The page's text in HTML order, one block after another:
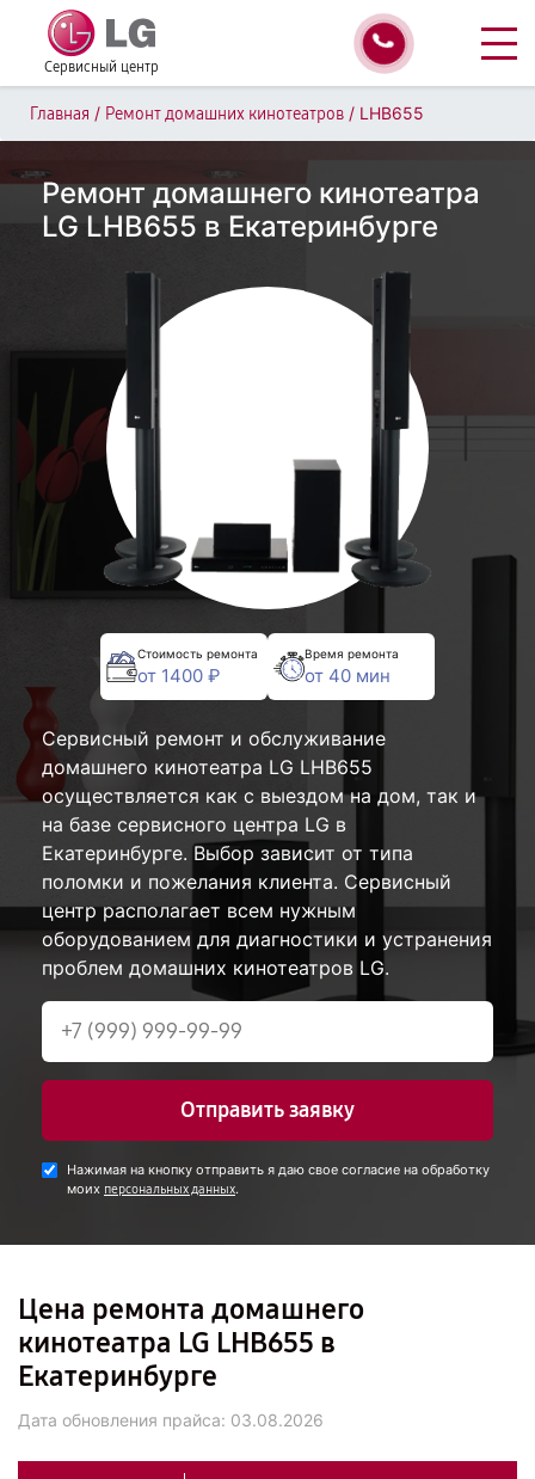
Сервисный центр
Главная / Ремонт домашних кинотеатров / LHB655
Ремонт домашнего кинотеатра
LG LHB655 в Екатеринбурге
Стоимость ремонта
от 1400 ₽
Время ремонта
от 40 мин
Сервисный ремонт и обслуживание
домашнего кинотеатра LG LHB655
осуществляется как с выездом на дом, так и
на базе сервисного центра LG в
Екатеринбурге. Выбор зависит от типа
поломки и пожелания клиента. Сервисный
центр располагает всем нужным
оборудованием для диагностики и устранения
проблем домашних кинотеатров LG.
Отправить заявку
Нажимая на кнопку отправить я даю свое согласие на обработку
моих персональных данных.
Цена ремонта домашнего
кинотеатра LG LHB655 в
Екатеринбурге
Дата обновления прайса: 03.08.2026